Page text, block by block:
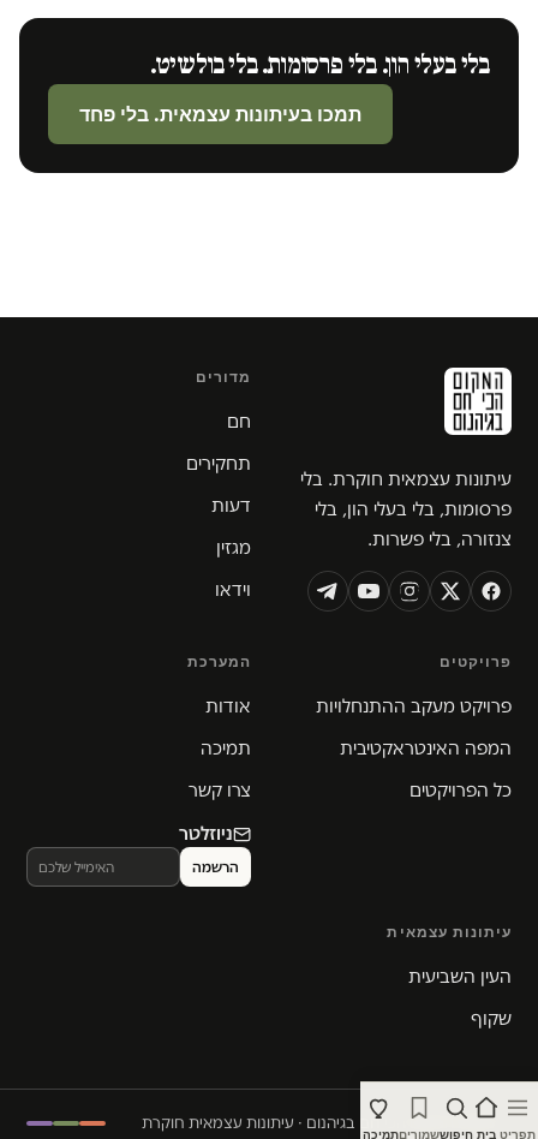
תפריט בית חיפוששמוריםתמיכה
בלי בעלי הון. בלי פרסומות. בלי בולשיט.
תמכו בעיתונות עצמאית. בלי פחד
עיתונות עצמאית חוקרת. בלי
פרסומות, בלי בעלי הון, בלי
צנזורה, בלי פשרות.
מדורים
חם
תחקירים
דעות
מגזין
וידאו
פרויקטים
פרויקט מעקב ההתנחלויות
המפה האינטראקטיבית
כל הפרויקטים
המערכת
אודות
תמיכה
צרו קשר
ניוזלטר
עיתונות עצמאית
העין השביעית
שקוף
© 2026 המקום הכי חם בגיהנום · עיתונות עצמאית חוקרת